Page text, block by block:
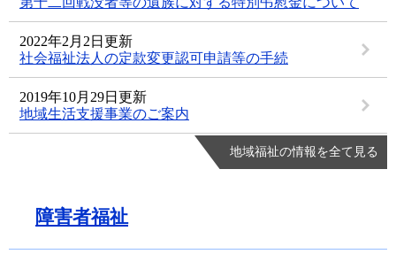
2022年2月2日更新
社会福祉法人の定款変更認可申請等の手続
2019年10月29日更新
地域生活支援事業のご案内
地域福祉の情報を全て見る
障害者福祉